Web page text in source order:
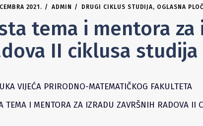
2021. ADMIN DRUGI CIKLUS STUDIJA, OGLASNA
tema i mentora za
II ciklusa studija
VIJEĆA PRIRODNO-MATEMATIČKOG FAKULTETA
TEMA I MENTORA ZA IZRADU ZAVRŠNIH RADOVA II